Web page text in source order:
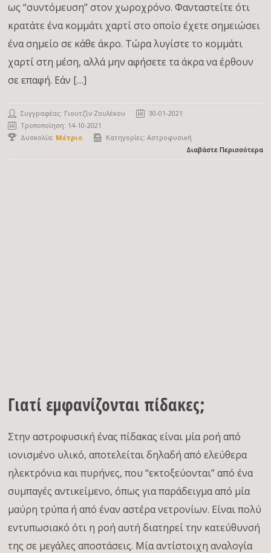
ως “συντόμευση” στον χωροχρόνο. Φανταστείτε ότι
κρατάτε ένα κομμάτι χαρτί στο οποίο έχετε σημειώσει
ένα σημείο σε κάθε άκρο. Τώρα λυγίστε το κομμάτι
χαρτί στη μέση, αλλά μην αφήσετε τα άκρα να έρθουν
σε επαφή. Εάν […]
Συγγραφέας: Γιουτζίν Ζουλέκου
30-01-2021
Τροποποίηση: 14-10-2021
Δυσκολία: Μέτριο Κατηγορίες:Αστροφυσική
Διαβάστε Περισσότερα
Γιατί εμφανίζονται πίδακες;
Στην αστροφυσική ένας πίδακας είναι μία ροή από
ιονισμένο υλικό, αποτελείται δηλαδή από ελεύθερα
ηλεκτρόνια και πυρήνες, που “εκτοξεύονται” από ένα
συμπαγές αντικείμενο, όπως για παράδειγμα από μία
μαύρη τρύπα ή από έναν αστέρα νετρονίων. Είναι πολύ
εντυπωσιακό ότι η ροή αυτή διατηρεί την κατεύθυνσή
της σε μεγάλες αποστάσεις. Μία αντίστοιχη αναλογία